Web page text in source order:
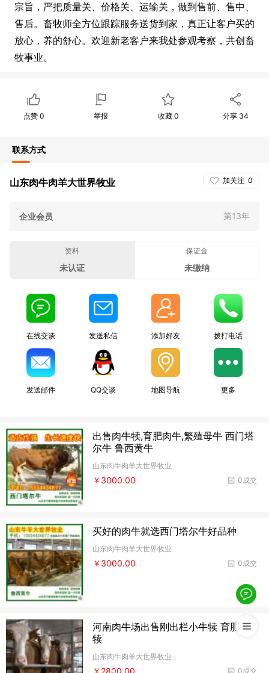
宗旨，严把质量关、价格关、运输关，做到售前、售中、
售后。畜牧师全方位跟踪服务送货到家，真正让客户买的
放心，养的舒心。欢迎新老客户来我处参观考察，共创畜
牧事业。
点赞 0 举报 收藏 0 分享 34
联系方式
加关注 0
山东肉牛肉羊大世界牧业
企业会员 第13年
资料
未认证
保证金
未缴纳
在线交谈 发送私信 添加好友 拨打电话
发送邮件 QQ交谈 地图导航 更多
出售肉牛犊,育肥肉牛,繁殖母牛 西门塔
尔牛 鲁西黄牛
山东肉牛肉羊大世界牧业
0成交
￥3000.00
买好的肉牛就选西门塔尔牛好品种
山东肉牛肉羊大世界牧业
0成交
￥3000.00
河南肉牛场出售刚出栏小牛犊 育肥牛
犊
山东肉牛肉羊大世界牧业
0成交
￥2800.00